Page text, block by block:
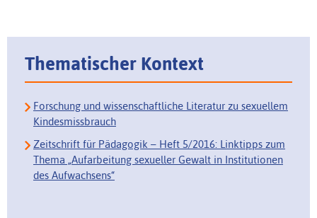
Thematischer Kontext
Forschung und wissenschaftliche Literatur zu sexuellem
Kindesmissbrauch
Zeitschrift für Pädagogik – Heft 5/2016: Linktipps zum
Thema „Aufarbeitung sexueller Gewalt in Institutionen
des Aufwachsens“